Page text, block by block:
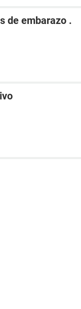
de embarazo .